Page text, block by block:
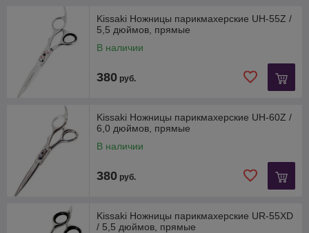
Kissaki Ножницы парикмахерские UH-55Z /
5,5 дюймов, прямые
В наличии
380 руб.
Kissaki Ножницы парикмахерские UH-60Z /
6,0 дюймов, прямые
В наличии
380 руб.
Kissaki Ножницы парикмахерские UR-55XD
/ 5,5 дюймов, прямые